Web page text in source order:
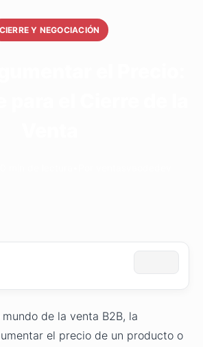
CIERRE Y NEGOCIACIÓN
de la venta B2B, la
el precio de un producto o